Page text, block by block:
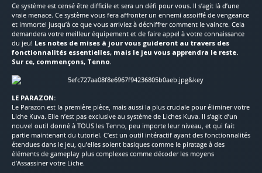
Ce système est censé être difficile et sera un défi pour vous. Il s’agit là d’une
vraie menace. Ce système vous fera affronter un ennemi assoiffé de vengeance
et immortel jusqu’à ce que vous arriviez à déchiffrer comment le vaincre. Cela
demandera votre meilleur équipement et de faire appel à votre connaissance
du jeu! Les notes de mises à jour vous guideront au travers des
fonctionnalités essentielles, mais le jeu vous apprendra le reste.
Sur ce, commençons, Tenno.
LE PARAZON:
Le Parazon est la première pièce, mais aussi la plus cruciale pour éliminer votre
Liche Kuva. Elle n’est pas exclusive au système de Liches Kuva. Il s’agit d’un
nouvel outil donné à TOUS les Tenno, peu importe leur niveau, et qui fait
partie maintenant du tutoriel. C’est un outil intéractif ayant des fonctionnalités
étendues dans le jeu, qu’elles soient basiques comme le piratage à des
éléments de gameplay plus complexes comme décoder les moyens
d’Assassiner votre Liche.